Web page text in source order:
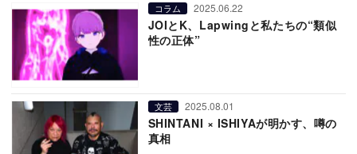
コラム 2025.06.22
JOIとK、Lapwingと私たちの“類似
性の正体”
文芸 2025.08.01
SHINTANI × ISHIYAが明かす、噂の
真相